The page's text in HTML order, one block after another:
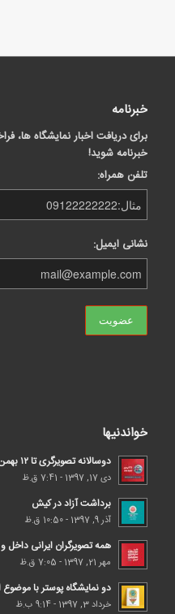
خبرنامه
برای دریافت اخبار نمایشگاه ها،
خبرنامه شوید!
تلفن همراه:
نشانی ایمیل:
خواندنیها
دوسالانه تصویرگری تا ۱۲ بهمن تمدید شد
دی 17, 1397 - 7:41 ق.ظ
برداشت آزاد در کیش
آذر 9, 1397 - 10:50 ق.ظ
همه تصویرگران ایرانی داخل
مهر 21, 1397 - 7:05 ق.ظ
دو نمایشگاه پوستر با
خرداد 3, 1397 - 9:14 ب.ظ